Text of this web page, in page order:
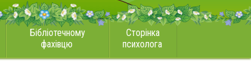
Бібліотечному
фахівцю
Сторінка
психолога